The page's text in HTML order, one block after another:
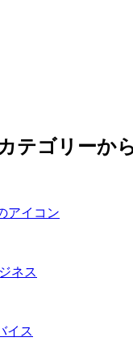
カテゴリーか
アイコン
ネス
イス